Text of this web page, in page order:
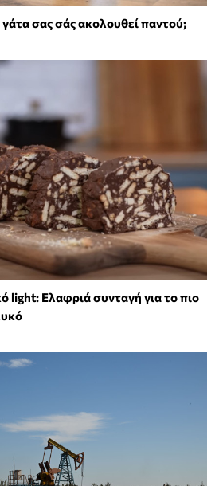
γάτα σας σάς ακολουθεί παντού;
light: Ελαφριά συνταγή για το πιο